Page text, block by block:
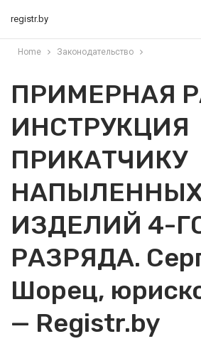
registr.by
Home Законодательство
ПРИМЕРНАЯ
ИНСТРУКЦИЯ
ПРИКАТЧИКУ
ИЗДЕЛИЙ 4-
РАЗРЯДА.
Шорец,
— Registr.by